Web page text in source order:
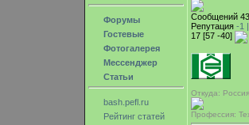
Форумы
Гостевые
Фотогалерея
Мессенджер
Статьи
bash.pefl.ru
Рейтинг статей
Сообщений
Репутация -1 |
17 [57 -40]
Откуда:
Профессия: